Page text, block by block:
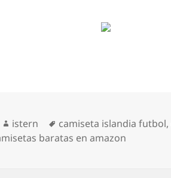
Autor
istern Etiquetas
camiseta islandia futbol,
baratas en amazon